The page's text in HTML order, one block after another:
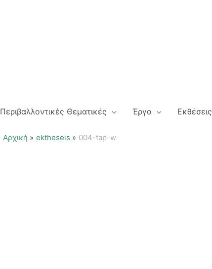
Περιβαλλοντικές Θεματικές Έργα Εκθέσεις
Αρχική ektheseis 004-tap-w